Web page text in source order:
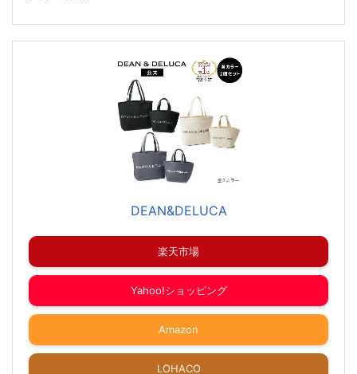
DEAN&DELUCA
楽天市場
Yahoo!ショッピング
Amazon
LOHACO